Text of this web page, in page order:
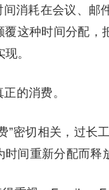
消耗在会议、邮
这种时间分配
。
的消费。
”密切相关，过长
间重新分配而释